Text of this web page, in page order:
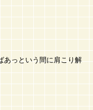
あっという間に肩こり解